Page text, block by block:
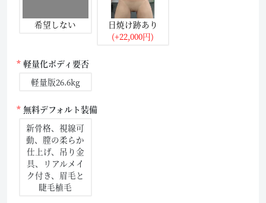
希望しない
日焼け跡あり
(+22,000円)
軽量化ボディ要否
軽量版26.6kg
無料デフォルト装備
新骨格、視線可
動、膣の柔らか
仕上げ、吊り金
具、リアルメイ
ク付き、眉毛と
睫毛植毛